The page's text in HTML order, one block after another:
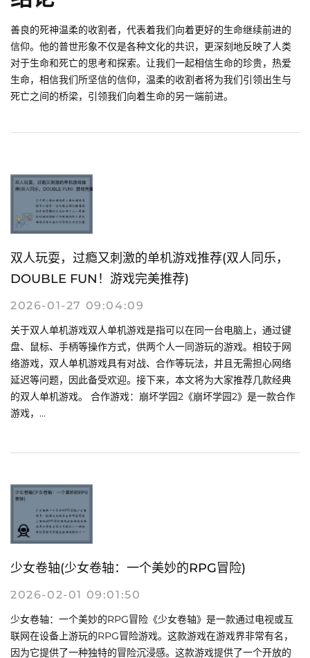
善良的死神温柔的收割者，代表着我们向着更好的生命继续前进的
信仰。他的普世形象不仅是各种文化的共识，更深刻地反映了人类
对于生命和死亡的思考和探索。让我们一起相信生命的珍贵，热爱
生命，相信我们所坚信的信仰，温柔的收割者将为我们引领出生与
死亡之间的桥梁，引领我们向着生命的另一端前进。
双人玩耍，过瘾又刺激的单机游戏推荐(双人同乐，
DOUBLE FUN！游戏完美推荐)
2026-01-27 09:04:09
关于双人单机游戏双人单机游戏是指可以在同一台电脑上，通过键
盘、鼠标、手柄等操作方式，供两个人一同游玩的游戏。相较于网
络游戏，双人单机游戏具有对战、合作等玩法，并且无需担心网络
延迟等问题，因此备受欢迎。接下来，本文将为大家推荐几款经典
的双人单机游戏。 合作游戏：崩坏学园2《崩坏学园2》是一款合作
游戏，...
少女卷轴(少女卷轴：一个美妙的RPG冒险)
2026-02-01 09:01:50
少女卷轴：一个美妙的RPG冒险《少女卷轴》是一款通过电视或互
联网在设备上游玩的RPG冒险游戏。这款游戏在游戏界非常有名，
因为它提供了一种独特的冒险沉浸感。这款游戏提供了一个开放的